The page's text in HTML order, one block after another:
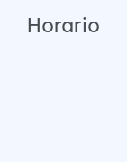
Horario